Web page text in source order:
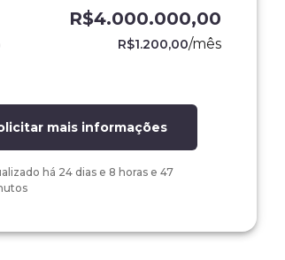
R$4.000.000,00
R$1.200,00/mês
mais informações
há 24 dias e 8 horas e 47